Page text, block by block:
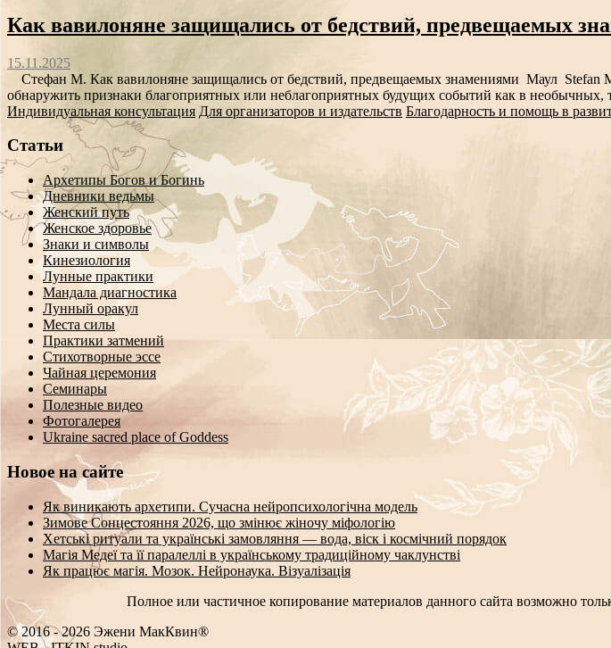
Как вавилоняне защищались от бедствий, предвещаемых
15.11.2025
Стефан М. Как вавилоняне защищались от бедствий, предвещаемых знамениями Маул Stefan
обнаружить признаки благоприятных или неблагоприятных будущих событий как в необычных,
Индивидуальная консультация Для организаторов и издательств Благодарность и помощь в
Статьи
Архетипы Богов и Богинь
Дневники ведьмы
Женский путь
Женское здоровье
Знаки и символы
Кинезиология
Лунные практики
Мандала диагностика
Лунный оракул
Места силы
Практики затмений
Стихотворные эссе
Чайная церемония
Семинары
Полезные видео
Фотогалерея
Ukraine sacred place of Goddess
Новое на сайте
Як виникають архетипи. Сучасна нейропсихологічна модель
Зимове Сонцестояння 2026, що змінює жіночу міфологію
Хетські ритуали та українські замовляння — вода, віск і космічний порядок
Магія Медеї та її паралеллі в українському традиційному чаклунстві
Як працює магія. Мозок. Нейронаука. Візуалізація
Полное или частичное копирование материалов данного сайта возможно
© 2016 - 2026 Эжени МакКвин®